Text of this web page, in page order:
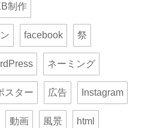
制作
facebook 祭
ネーミング
スター 広告 Instagram
動画 風景 html